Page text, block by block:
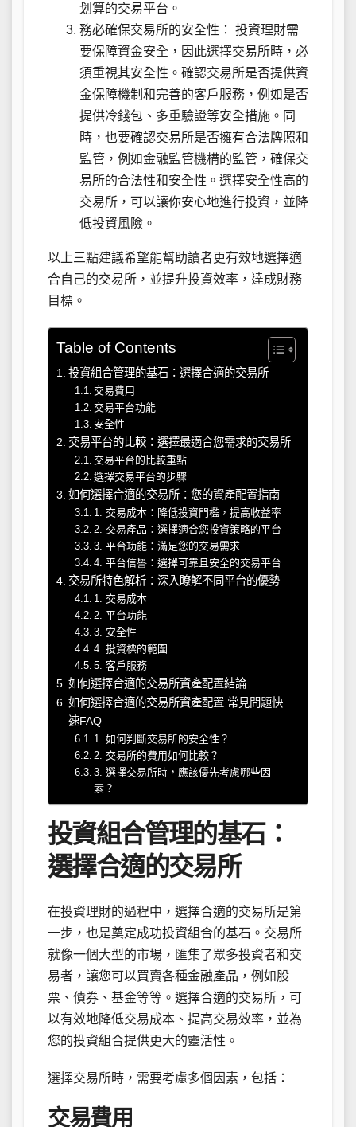
划算的交易平台。
務必確保交易所的安全性： 投資理財需
要保障資金安全，因此選擇交易所時，必
須重視其安全性。確認交易所是否提供資
金保障機制和完善的客戶服務，例如是否
提供冷錢包、多重驗證等安全措施。同
時，也要確認交易所是否擁有合法牌照和
監管，例如金融監管機構的監管，確保交
易所的合法性和安全性。選擇安全性高的
交易所，可以讓你安心地進行投資，並降
低投資風險。
以上三點建議希望能幫助讀者更有效地選擇適
合自己的交易所，並提升投資效率，達成財務
目標。
Table of Contents
投資組合管理的基石：選擇合適的交易所
交易費用
交易平台功能
安全性
交易平台的比較：選擇最適合您需求的交易所
交易平台的比較重點
選擇交易平台的步驟
如何選擇合適的交易所：您的資產配置指南
1. 交易成本：降低投資門檻，提高收益率
2. 交易產品：選擇適合您投資策略的平台
3. 平台功能：滿足您的交易需求
4. 平台信譽：選擇可靠且安全的交易平台
交易所特色解析：深入瞭解不同平台的優勢
1. 交易成本
2. 平台功能
3. 安全性
4. 投資標的範圍
5. 客戶服務
如何選擇合適的交易所資產配置結論
如何選擇合適的交易所資產配置 常見問題快
速FAQ
1. 如何判斷交易所的安全性？
2. 交易所的費用如何比較？
3. 選擇交易所時，應該優先考慮哪些因
素？
投資組合管理的基石：
選擇合適的交易所
在投資理財的過程中，選擇合適的交易所是第
一步，也是奠定成功投資組合的基石。交易所
就像一個大型的市場，匯集了眾多投資者和交
易者，讓您可以買賣各種金融產品，例如股
票、債券、基金等等。選擇合適的交易所，可
以有效地降低交易成本、提高交易效率，並為
您的投資組合提供更大的靈活性。
選擇交易所時，需要考慮多個因素，包括：
交易費用